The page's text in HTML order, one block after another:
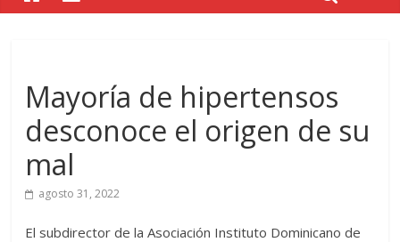
Mayoría de hipertensos
desconoce el origen de su
mal
agosto 31, 2022
El subdirector de la Asociación Instituto Dominicano de